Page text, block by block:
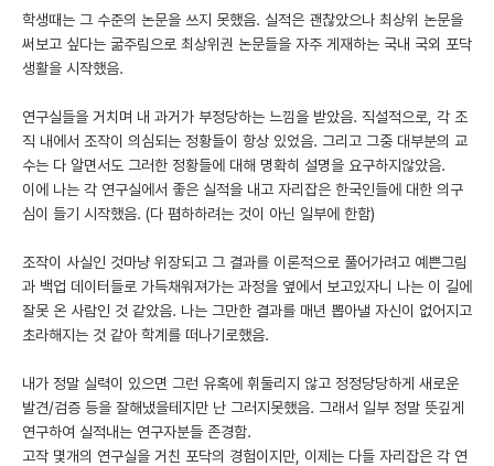
재팬라운지 🌸
학생때는 그 수준의 논문을 쓰지 못했음. 실적은 괜찮았으나 최상위 논문을
써보고 싶다는 굶주림으로 최상위권 논문들을 자주 게재하는 국내 국외 포닥
생활을 시작했음.
연구실들을 거치며 내 과거가 부정당하는 느낌을 받았음. 직설적으로, 각 조
직 내에서 조작이 의심되는 정황들이 항상 있었음. 그리고 그중 대부분의 교
수는 다 알면서도 그러한 정황들에 대해 명확히 설명을 요구하지않았음.
이에 나는 각 연구실에서 좋은 실적을 내고 자리잡은 한국인들에 대한 의구
심이 들기 시작했음. (다 폄하하려는 것이 아닌 일부에 한함)
조작이 사실인 것마냥 위장되고 그 결과를 이론적으로 풀어가려고 예쁜그림
과 백업 데이터들로 가득채워져가는 과정을 옆에서 보고있자니 나는 이 길에
잘못 온 사람인 것 같았음. 나는 그만한 결과를 매년 뽑아낼 자신이 없어지고
초라해지는 것 같아 학계를 떠나기로했음.
내가 정말 실력이 있으면 그런 유혹에 휘둘리지 않고 정정당당하게 새로운
발견/검증 등을 잘해냈을테지만 난 그러지못했음. 그래서 일부 정말 뜻깊게
연구하여 실적내는 연구자분들 존경함.
고작 몇개의 연구실을 거친 포닥의 경험이지만, 이제는 다들 자리잡은 각 연